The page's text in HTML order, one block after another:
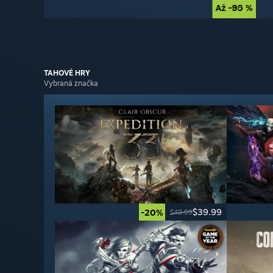
Až -85 %
Až -90 %
TAHOVÉ HRY
Vybraná značka
-20% $49.99$39.99